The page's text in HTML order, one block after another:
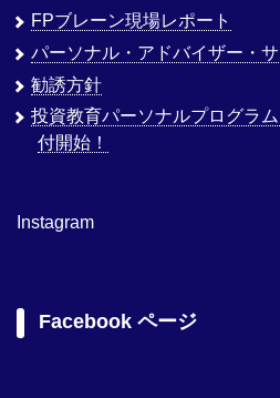
FPブレーン現場レポート
パーソナル・アドバイザー・
勧誘方針
投資教育パーソナルプログラ
付開始！
Instagram
Facebook ページ